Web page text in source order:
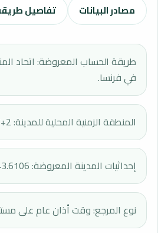
مصادر البيانات تفاصيل
طريقة الحساب المعروضة: اتحاد
في فرنسا.
المنطقة الزمنية المحلية للمدينة: GMT+2.
إحداثيات المدينة المعروضة: 43.6106, 1.3347.
نوع المرجع: وقت أذان عام على